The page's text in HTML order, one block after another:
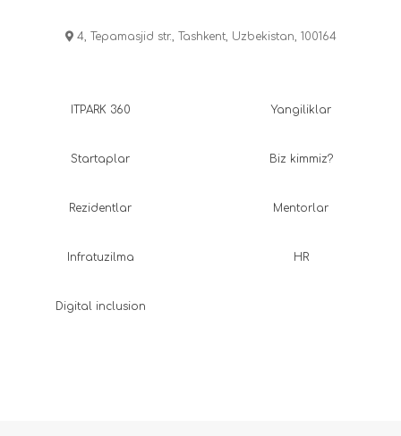
4, Tepamasjid str., Tashkent, Uzbekistan, 100164
ITPARK 360
Startaplar
Rezidentlar
Infratuzilma
Digital inclusion
Yangiliklar
Biz kimmiz?
Mentorlar
HR